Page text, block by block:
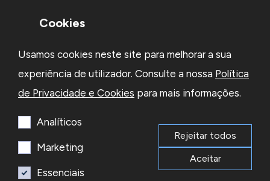
Li e aceito aPolítica de Privacidadee os Termos e Condições
Subscrever
Cookies
Usamos cookies neste site para melhorar a sua
experiência de utilizador. Consulte a nossa Política
de Privacidade e Cookies para mais informações.
Analíticos
Marketing
Essenciais
Rejeitar todos
Aceitar